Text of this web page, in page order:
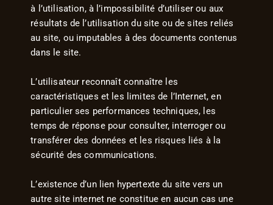
à l’utilisation, à l’impossibilité d’utiliser ou aux
résultats de l’utilisation du site ou de sites reliés
au site, ou imputables à des documents contenus
dans le site.
L’utilisateur reconnaît connaître les
caractéristiques et les limites de l’Internet, en
particulier ses performances techniques, les
temps de réponse pour consulter, interroger ou
transférer des données et les risques liés à la
sécurité des communications.
L’existence d’un lien hypertexte du site vers un
autre site internet ne constitue en aucun cas une